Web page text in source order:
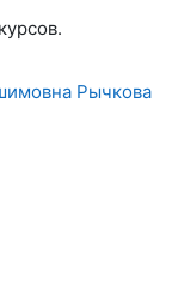
Рычкова